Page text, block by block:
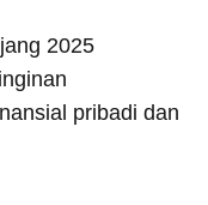
2025
pribadi dan